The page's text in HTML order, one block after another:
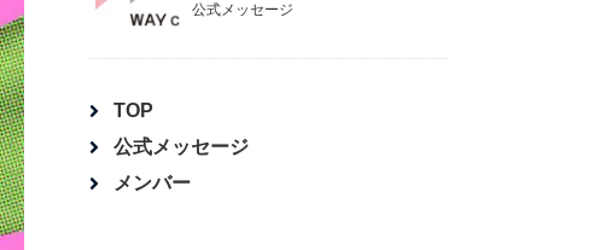
公式メッセージ
TOP
公式メッセージ
メンバー